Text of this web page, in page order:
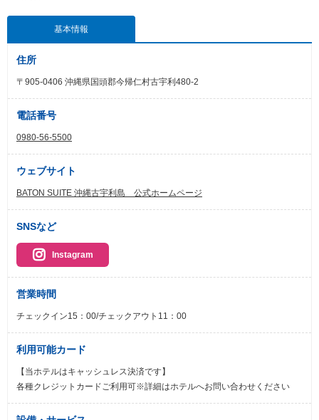
基本情報
住所
〒905-0406 沖縄県国頭郡今帰仁村古宇利480-2
電話番号
0980-56-5500
ウェブサイト
BATON SUITE 沖縄古宇利島 公式ホームページ
SNSなど
Instagram
営業時間
チェックイン15：00/チェックアウト11：00
利用可能カード
【当ホテルはキャッシュレス決済です】
各種クレジットカードご利用可※詳細はホテルへお問い合わせください